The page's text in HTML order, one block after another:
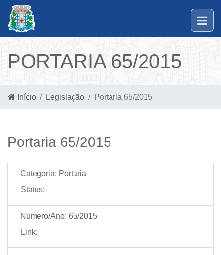
PORTARIA 65/2015
Início Legislação Portaria 65/2015
Portaria 65/2015
Categoria: Portaria
Status:
Número/Ano: 65/2015
Link: